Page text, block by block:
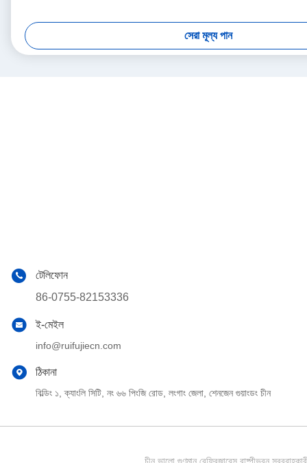
সেরা মূল্য পান
টেলিফোন
86-0755-82153336
ই-মেইল
info@ruifujiecn.com
ঠিকানা
বিল্ডিং ১, ক্যাংলি সিটি, নং ৬৬ পিংজি রোড, লংগাং জেলা, শেনজেন গুয়াংডং চীন